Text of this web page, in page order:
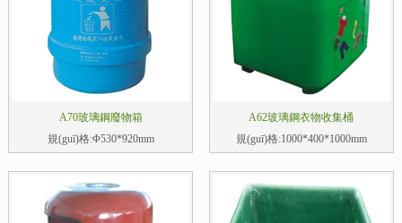
A70玻璃鋼廢物箱
規(guī)格:Φ530*920mm
A62玻璃鋼衣物收集桶
規(guī)格:1000*400*1000mm